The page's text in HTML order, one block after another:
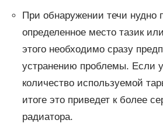
При обнаружении течи нудно
определенное место тазик
этого необходимо сразу
устранению проблемы. Если
количество используемой
итоге это приведет к более
радиатора.